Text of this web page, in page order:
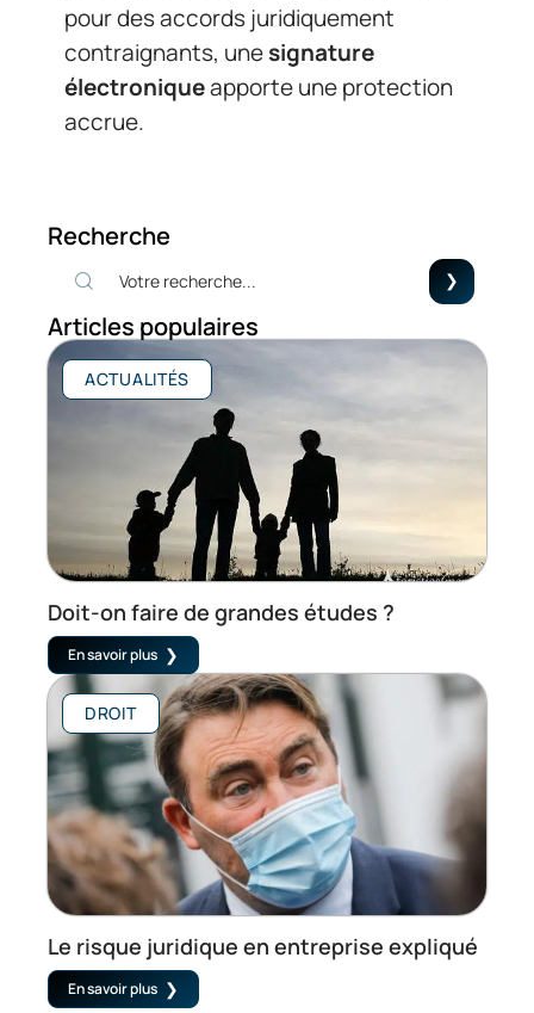
pour des accords juridiquement
contraignants, unesignature
électroniqueapporte une protection
accrue.
Recherche
Articles populaires
ACTUALITÉS
Doit-on faire de grandes études ?
En savoir plus
DROIT
Le risque juridique en entreprise expliqué
En savoir plus